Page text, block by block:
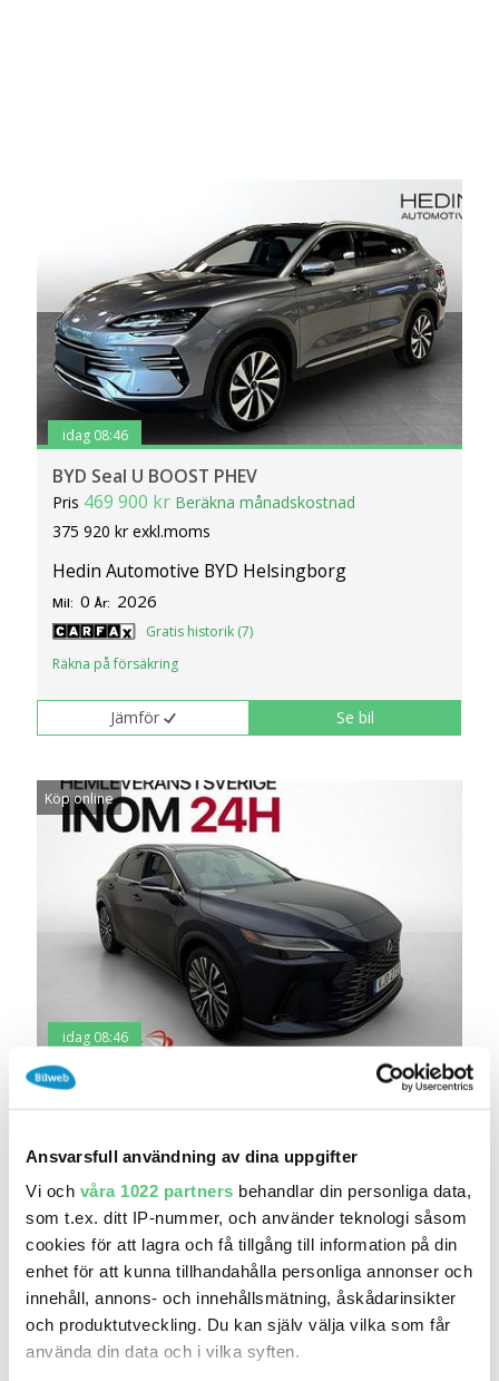
Ansvarsfull användning av dina uppgifter
Vi och våra 1022 partners behandlar din personliga data,
som t.ex. ditt IP-nummer, och använder teknologi såsom
cookies för att lagra och få tillgång till information på din
enhet för att kunna tillhandahålla personliga annonser och
innehåll, annons- och innehållsmätning, åskådarinsikter
och produktutveckling. Du kan själv välja vilka som får
använda din data och i vilka syften.
idag 08:46
BYD Seal U BOOST PHEV
Pris 469 900 kr Beräkna månadskostnad
375 920 kr exkl.moms
Hedin Automotive BYD Helsingborg
Mil: 0 År: 2026
Gratis historik (7)
Räkna på försäkring
Jämför Se bil
Köp online
idag 08:46
Lexus RX 450H 450H AWD Executive Pano HuD
360..
Riddermark Bil - Uppsala
Mil: 4 761 År: 2024
Gratis historik (7)
Jämför Se bil